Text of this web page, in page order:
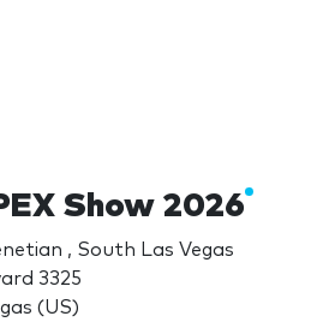
Show 2026
, South Las Vegas
3325
(US)